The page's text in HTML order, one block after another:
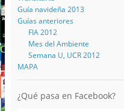
Guía navideña 2013
Guías anteriores
FIA 2012
Mes del Ambiente
Semana U, UCR 2012
MAPA
¿Qué pasa en Facebook?